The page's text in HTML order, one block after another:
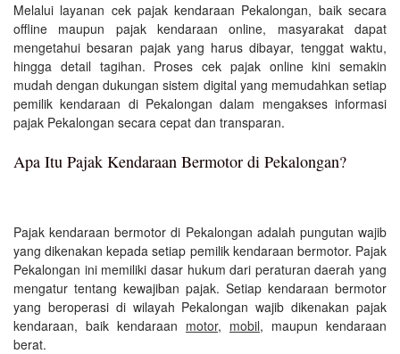
Melalui layanan cek pajak kendaraan Pekalongan, baik secara
offline maupun pajak kendaraan online, masyarakat dapat
mengetahui besaran pajak yang harus dibayar, tenggat waktu,
hingga detail tagihan. Proses cek pajak online kini semakin
mudah dengan dukungan sistem digital yang memudahkan setiap
pemilik kendaraan di Pekalongan dalam mengakses informasi
pajak Pekalongan secara cepat dan transparan.
Apa Itu Pajak Kendaraan Bermotor di Pekalongan?
Pajak kendaraan bermotor di Pekalongan adalah pungutan wajib
yang dikenakan kepada setiap pemilik kendaraan bermotor. Pajak
Pekalongan ini memiliki dasar hukum dari peraturan daerah yang
mengatur tentang kewajiban pajak. Setiap kendaraan bermotor
yang beroperasi di wilayah Pekalongan wajib dikenakan pajak
kendaraan, baik kendaraan motor, mobil, maupun kendaraan
berat.